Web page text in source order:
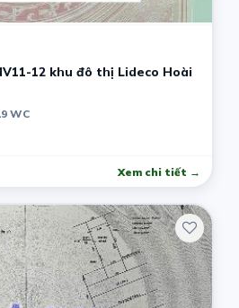
12 khu đô thị Lideco Hoài
WC
Xem chi tiết →